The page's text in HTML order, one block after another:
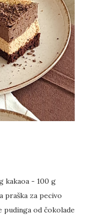
i uviti u rolat, pa
Za beli
umutiti kiselu
pavlake. Ohlađenu
pa premazati
- dve kašike ostaviti
kakaoa - 100 g
praška za pecivo
pudinga od čokolade